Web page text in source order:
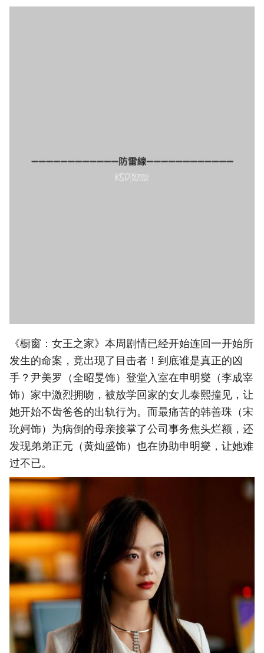
《橱窗：女王之家》本周剧情已经开始连回一开始所
发生的命案，竟出现了目击者！到底谁是真正的凶
手？尹美罗（全昭旻饰）登堂入室在申明燮（李成宰
饰）家中激烈拥吻，被放学回家的女儿泰熙撞见，让
她开始不齿爸爸的出轨行为。而最痛苦的韩善珠（宋
玧妸饰）为病倒的母亲接掌了公司事务焦头烂额，还
发现弟弟正元（黄灿盛饰）也在协助申明燮，让她难
过不已。